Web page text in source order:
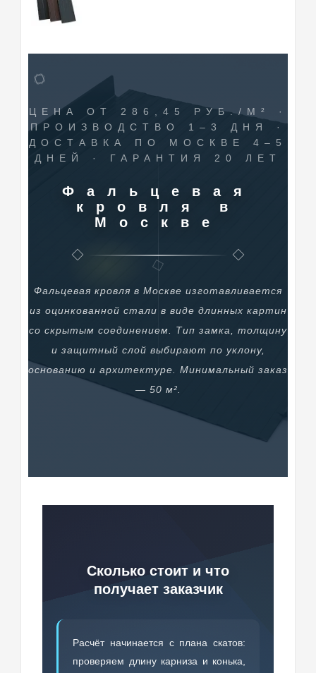
ЦЕНА ОТ 286,45 РУБ./М² ·
ПРОИЗВОДСТВО 1–3 ДНЯ ·
ДОСТАВКА ПО МОСКВЕ 4–5
ДНЕЙ · ГАРАНТИЯ 20 ЛЕТ
Фальцевая
кровля в
Москве
Фальцевая кровля в Москве изготавливается
из оцинкованной стали в виде длинных картин
со скрытым соединением. Тип замка, толщину
и защитный слой выбирают по уклону,
основанию и архитектуре. Минимальный заказ
— 50 м².
Сколько стоит и что
получает заказчик
Расчёт начинается с плана скатов:
проверяем длину карниза и конька,